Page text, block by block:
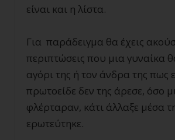
είναι και η λίστα.
Για παράδειγμα θα έχεις
περιπτώσεις που μια γυναίκα
αγόρι της ή τον άνδρα της πως
πρωτοείδε δεν της άρεσε, όσο
φλέρταραν, κάτι άλλαξε μέσα
ερωτεύτηκε.